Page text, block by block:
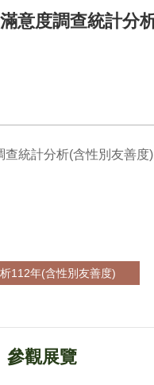
意度調查統計分
統計分析(含性別友善度)
112年(含性別友善度)
參觀展覽